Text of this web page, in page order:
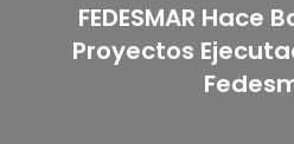
FEDESMAR Hace
Proyectos